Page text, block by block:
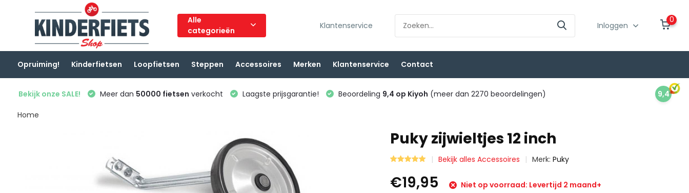
Alle
categorieën
Klantenservice Inloggen
0
Opruiming! Kinderfietsen Loopfietsen Steppen Accessoires Merken Klantenservice Contact
Bekijk onze SALE! Meer dan 50000 fietsen verkocht Laagste prijsgarantie! Beoordeling 9,4 op Kiyoh (meer dan 2270 beoordelingen) 9,4
Home
Puky zijwieltjes 12 inch
Bekijk alles Accessoires Merk:Puky
€19,95 Niet op voorraad: Levertijd 2 maand+